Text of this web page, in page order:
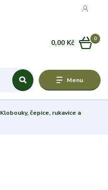
Menu
0
0,00 Kč
Klobouky, čepice, rukavice a